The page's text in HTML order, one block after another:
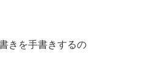
きを手書きするの